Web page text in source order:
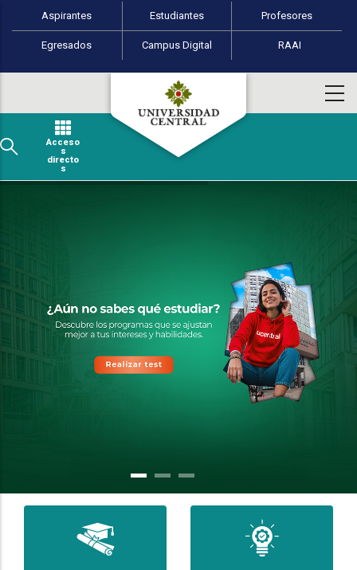
Pasar al contenido principal
Perfiles de usuario
Aspirantes Estudiantes Profesores
Egresados Campus Digital RAAI
Acceso
s
directo
s